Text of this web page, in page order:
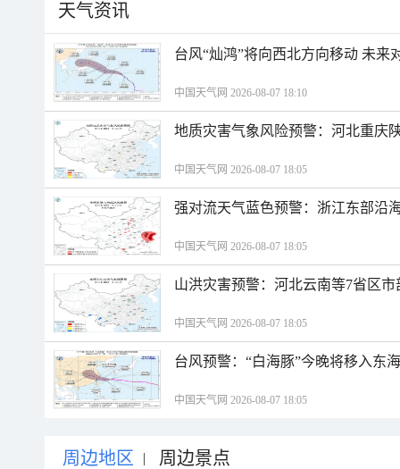
天气资讯
台风“灿鸿”将向西北方向移动 未来
中国天气网 2026-08-07 18:10
地质灾害气象风险预警：河北重庆
中国天气网 2026-08-07 18:05
强对流天气蓝色预警：浙江东部沿
中国天气网 2026-08-07 18:05
山洪灾害预警：河北云南等7省区
中国天气网 2026-08-07 18:05
台风预警：“白海豚”今晚将移入东
中国天气网 2026-08-07 18:05
周边地区 | 周边景点